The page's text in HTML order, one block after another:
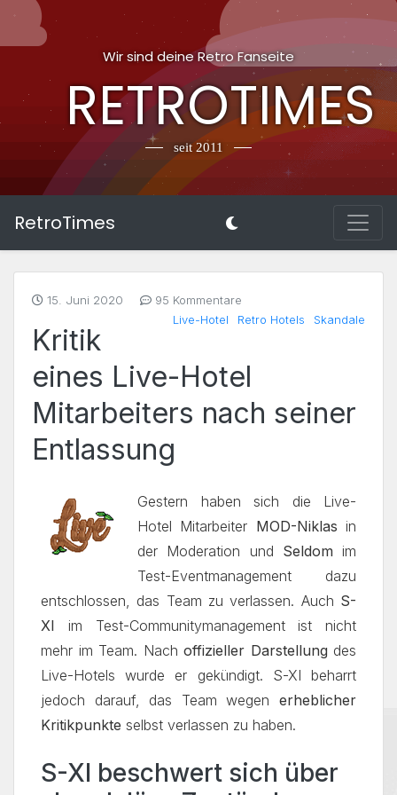
Wir sind deine Retro Fanseite
RETROTIMES
seit 2011
RetroTimes
15. Juni 2020
95 Kommentare
Live-Hotel
Retro Hotels Skandale
Kritik
eines Live-Hotel
Mitarbeiters nach seiner
Entlassung
Gestern haben sich die Live-
Hotel Mitarbeiter MOD-Niklas in
der Moderation und Seldom im
Test-Eventmanagement dazu
entschlossen, das Team zu verlassen. Auch S-
XI im Test-Communitymanagement ist nicht
mehr im Team. Nach offizieller Darstellung des
Live-Hotels wurde er gekündigt. S-XI beharrt
jedoch darauf, das Team wegen erheblicher
Kritikpunkte selbst verlassen zu haben.
S-XI beschwert sich über